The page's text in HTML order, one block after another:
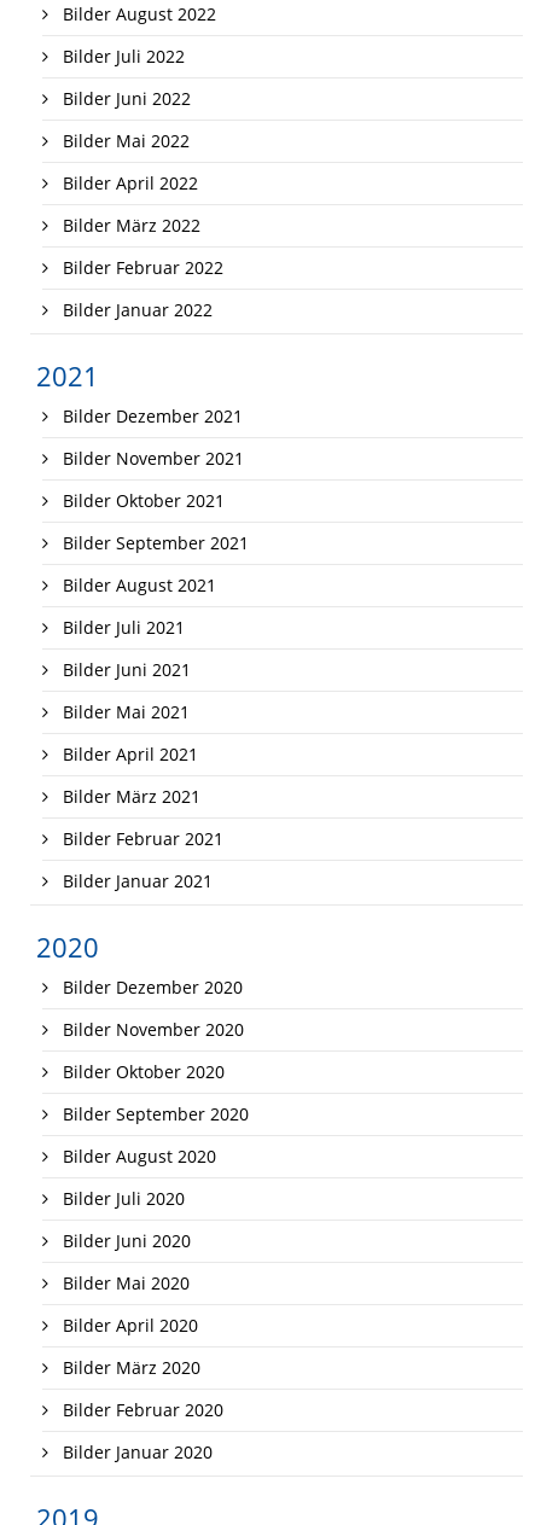
Bilder August 2022
Bilder Juli 2022
Bilder Juni 2022
Bilder Mai 2022
Bilder April 2022
Bilder März 2022
Bilder Februar 2022
Bilder Januar 2022
2021
Bilder Dezember 2021
Bilder November 2021
Bilder Oktober 2021
Bilder September 2021
Bilder August 2021
Bilder Juli 2021
Bilder Juni 2021
Bilder Mai 2021
Bilder April 2021
Bilder März 2021
Bilder Februar 2021
Bilder Januar 2021
2020
Bilder Dezember 2020
Bilder November 2020
Bilder Oktober 2020
Bilder September 2020
Bilder August 2020
Bilder Juli 2020
Bilder Juni 2020
Bilder Mai 2020
Bilder April 2020
Bilder März 2020
Bilder Februar 2020
Bilder Januar 2020
2019